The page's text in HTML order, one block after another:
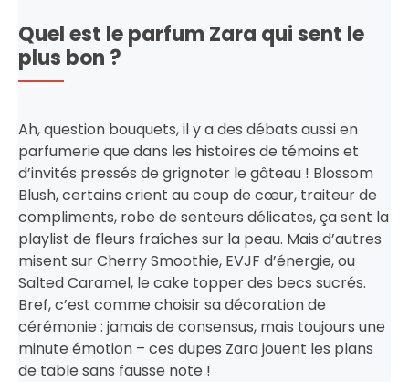
Quel est le parfum Zara qui sent le
plus bon ?
Ah, question bouquets, il y a des débats aussi en
parfumerie que dans les histoires de témoins et
d’invités pressés de grignoter le gâteau ! Blossom
Blush, certains crient au coup de cœur, traiteur de
compliments, robe de senteurs délicates, ça sent la
playlist de fleurs fraîches sur la peau. Mais d’autres
misent sur Cherry Smoothie, EVJF d’énergie, ou
Salted Caramel, le cake topper des becs sucrés.
Bref, c’est comme choisir sa décoration de
cérémonie : jamais de consensus, mais toujours une
minute émotion – ces dupes Zara jouent les plans
de table sans fausse note !